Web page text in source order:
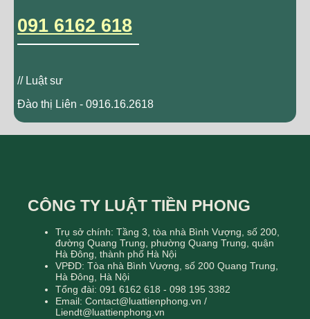
091 6162 618
// Luật sư
Đào thị Liên - 0916.16.2618
CÔNG TY LUẬT TIỀN PHONG
Trụ sở chính: Tầng 3, tòa nhà Bình Vượng, số 200,
đường Quang Trung, phường Quang Trung, quận
Hà Đông, thành phố Hà Nội
VPĐD: Tòa nhà Bình Vượng, số 200 Quang Trung,
Hà Đông, Hà Nội
Tổng đài: 091 6162 618 - 098 195 3382
Email: Contact@luattienphong.vn /
Liendt@luattienphong.vn